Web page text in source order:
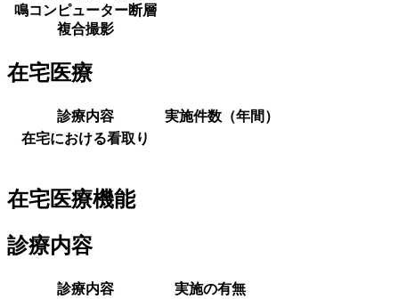
鳴コンピューター断層
複合撮影
在宅医療
診療内容
実施件数（年間）
在宅における看取り
在宅医療機能
診療内容
診療内容
実施の有無